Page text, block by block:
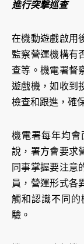
進行突撃巡查
在機動遊戲啟用
監察營運機構有
查等。機電署督
遊戲機，如收到
檢查和跟進，確
機電署每年均
說，署方會要求
同事掌握要注意
員，營運形式各
觸和認識不同
驗。